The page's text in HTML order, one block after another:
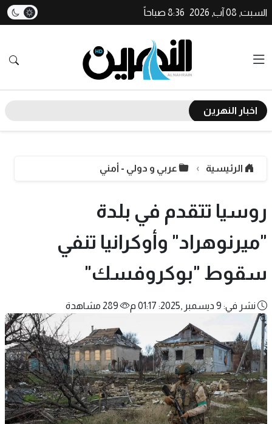
السبت, 08 آب, 2026 8:36 صباحاً
اخبار النهرين
الرئيسية عربي و دولي - أمني
روسيا تتقدم في بلدة
"ميرنوهراد" وأوكرانيا تنفي
سقوط "بوكروفسك"
نشر في: 9 ديسمبر ,2025: 01:17 م 289 مشاهدة